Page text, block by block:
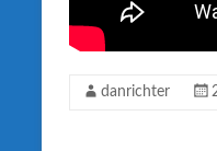
danrichter